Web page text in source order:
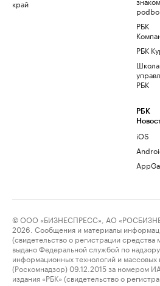
край
РБК
РБК
Школа
РБК
РБК
iOS
© ООО «БИЗНЕСПРЕСС», АО
2026. Сообщения и материалы
(свидетельство о регистрации
выдано Федеральной службой по
информационных технологий и массовых
(Роскомнадзор) 09.12.2015 за номером
издания «РБК» (свидетельство о